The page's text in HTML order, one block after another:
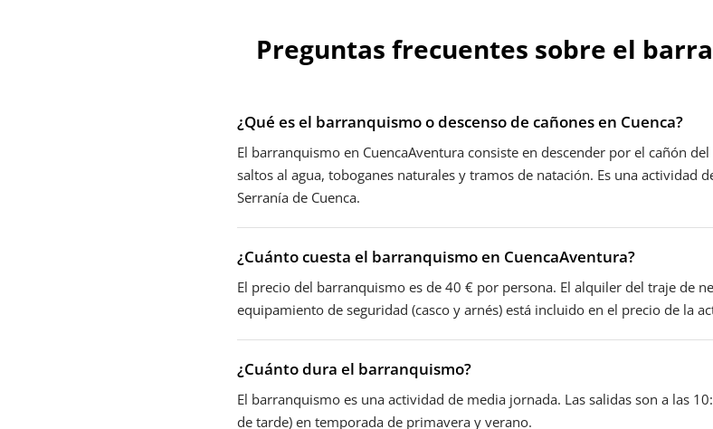
Preguntas frecuentes sobre el
¿Qué es el barranquismo o descenso de cañones en Cuenca?
El barranquismo en CuencaAventura consiste en descender por el cañón
saltos al agua, toboganes naturales y tramos de natación. Es una actividad
Serranía de Cuenca.
¿Cuánto cuesta el barranquismo en CuencaAventura?
El precio del barranquismo es de 40 € por persona. El alquiler del traje de
equipamiento de seguridad (casco y arnés) está incluido en el precio de la
¿Cuánto dura el barranquismo?
El barranquismo es una actividad de media jornada. Las salidas son a las
de tarde) en temporada de primavera y verano.